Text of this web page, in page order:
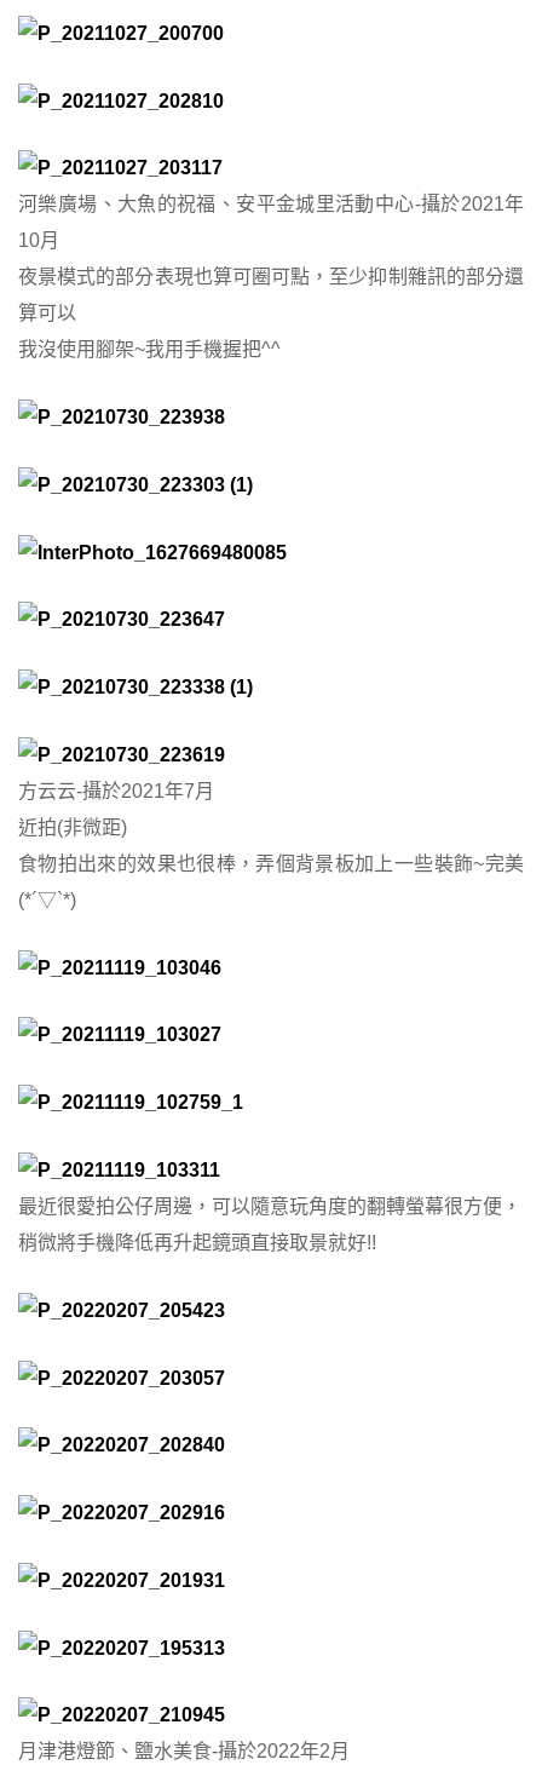
河樂廣場、大魚的祝福、安平金城里活動中心-攝於2021年
10月
夜景模式的部分表現也算可圈可點，至少抑制雜訊的部分還
算可以
我沒使用腳架~我用手機握把^^
方云云-攝於2021年7月
近拍(非微距)
食物拍出來的效果也很棒，弄個背景板加上一些裝飾~完美
(*´▽`*)
最近很愛拍公仔周邊，可以隨意玩角度的翻轉螢幕很方便，
稍微將手機降低再升起鏡頭直接取景就好!!
月津港燈節、鹽水美食-攝於2022年2月